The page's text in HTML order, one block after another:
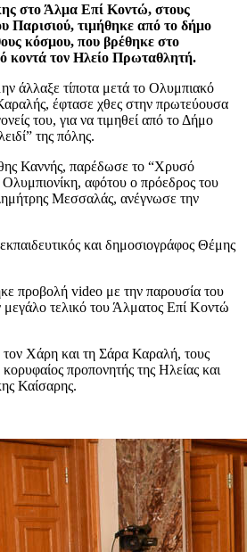
στο Άλμα Επί Κοντώ, στους
Παρισιού, τιμήθηκε από το δήμο
κόσμου, που βρέθηκε στο
κοντά τον Ηλείο Πρωταθλητή.
άλλαξε τίποτα μετά το Ολυμπιακό
έφτασε χθες στην πρωτεύουσα
του, για να τιμηθεί από το Δήμο
της πόλης.
Καννής, παρέδωσε το “Χρυσό
αφότου ο πρόεδρος του
Μεσσαλάς, ανέγνωσε την
και δημοσιογράφος Θέμης
προβολή video με την παρουσία του
τελικό του Άλματος Επί Κοντώ
Χάρη και τη Σάρα Καραλή, τους
προπονητής της Ηλείας και
Καίσαρης.